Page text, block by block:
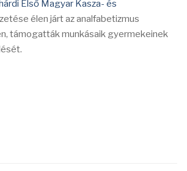
Első Magyar Kasza- és
élen járt az analfabetizmus
támogatták munkásaik gyermekeinek